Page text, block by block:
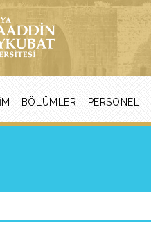
BÖLÜMLER PERSONEL